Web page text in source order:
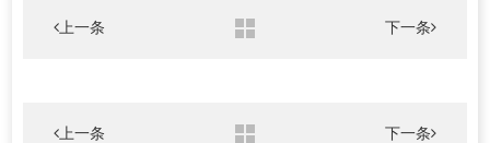
上一条 下一条
上一条 下一条